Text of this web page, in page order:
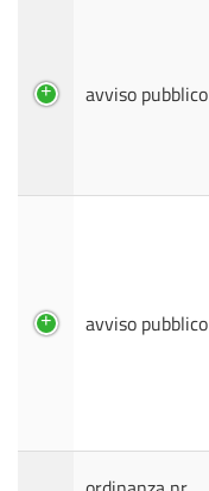
avviso pubblico
avviso pubblico